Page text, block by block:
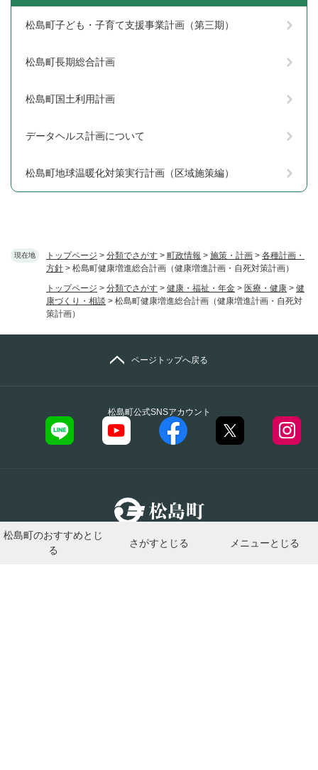
松島町のおすすめとじ
る
さがすとじる メニューとじる
現在地 トップページ > 分類でさがす > 町政情報 > 施策・計画 > 各種計画・
方針 > 松島町健康増進総合計画（健康増進計画・自死対策計画）
トップページ > 分類でさがす > 健康・福祉・年金 > 医療・健康 > 健
康づくり・相談 > 松島町健康増進総合計画（健康増進計画・自死対
策計画）
松島町子ども・子育て支援事業計画（第三期）
松島町長期総合計画
松島町国土利用計画
データヘルス計画について
松島町地球温暖化対策実行計画（区域施策編）
松島町公式SNSアカウント
ページトップへ戻る